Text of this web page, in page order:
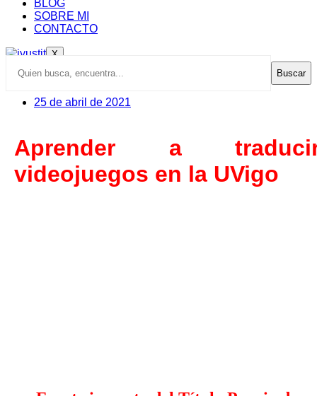
BLOG
SOBRE MI
CONTACTO
X
Buscar
25 de abril de 2021
Aprender a
videojuegos en la UVigo